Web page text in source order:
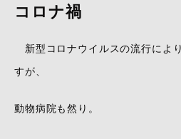
コロナ禍
新型コロナウイルスの流行によ
すが、
動物病院も然り。